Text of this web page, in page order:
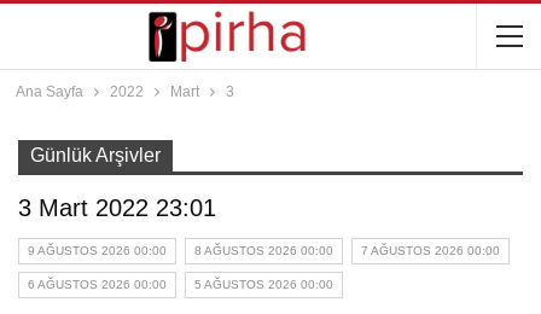
Ana Sayfa 2022 Mart 3
Günlük Arşivler
3 Mart 2022 23:01
9 AĞUSTOS 2026 00:00 8 AĞUSTOS 2026 00:00 7 AĞUSTOS 2026 00:00
6 AĞUSTOS 2026 00:00 5 AĞUSTOS 2026 00:00